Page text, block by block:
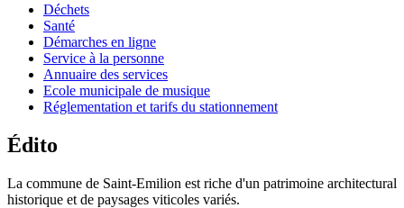
Déchets
Santé
Démarches en ligne
Service à la personne
Annuaire des services
Ecole municipale de musique
Réglementation et tarifs du stationnement
Édito
La commune de Saint-Emilion est riche d'un patrimoine architectural
historique et de paysages viticoles variés.